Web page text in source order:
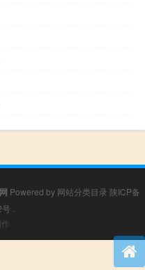
Powered by 网站分类目录 陕ICP备